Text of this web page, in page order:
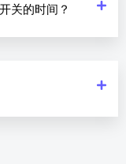
关的时间？